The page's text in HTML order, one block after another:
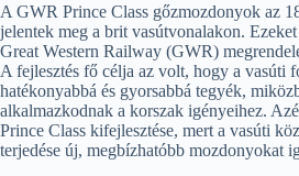
A GWR Prince Class gőzmozdonyok az
jelentek meg a brit vasútvonalakon.
Great Western Railway (GWR)
A fejlesztés fő célja az volt, hogy a vasúti
hatékonyabbá és gyorsabbá tegyék,
alkalmazkodnak a korszak igényeihez.
Prince Class kifejlesztése, mert a vasúti
terjedése új, megbízhatóbb mozdonyokat